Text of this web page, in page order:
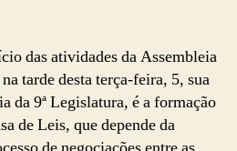
das atividades da Assembleia
tarde desta terça-feira, 5, sua
da 9ª Legislatura, é a formação
de Leis, que depende da